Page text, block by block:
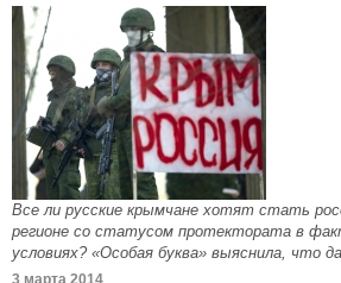
Все ли русские крымчане хотят стать
регионе со статусом протектората в
условиях? «Особая буква» выяснила, что
3 марта 2014